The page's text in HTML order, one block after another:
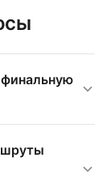
финальную